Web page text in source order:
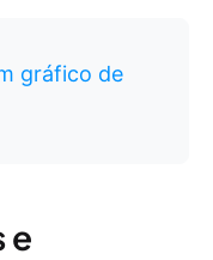
gráfico de
e